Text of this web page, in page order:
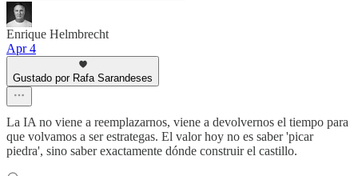
Enrique Helmbrecht
Apr 4
Gustado por Rafa Sarandeses
La IA no viene a reemplazarnos, viene a devolvernos el tiempo para
que volvamos a ser estrategas. El valor hoy no es saber 'picar
piedra', sino saber exactamente dónde construir el castillo.